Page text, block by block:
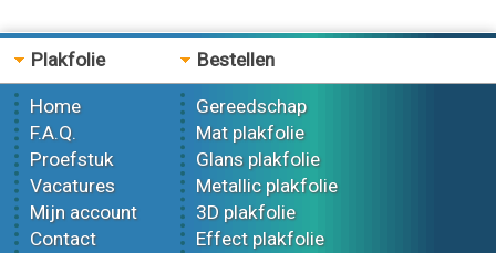
Plakfolie
Home
F.A.Q.
Proefstuk
Vacatures
Mijn account
Contact
Bestellen
Gereedschap
Mat plakfolie
Glans plakfolie
Metallic plakfolie
3D plakfolie
Effect plakfolie